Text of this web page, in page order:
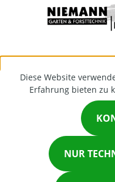
Chat on Whatsapp
Diese Website
Erfahrung bieten zu
NUR